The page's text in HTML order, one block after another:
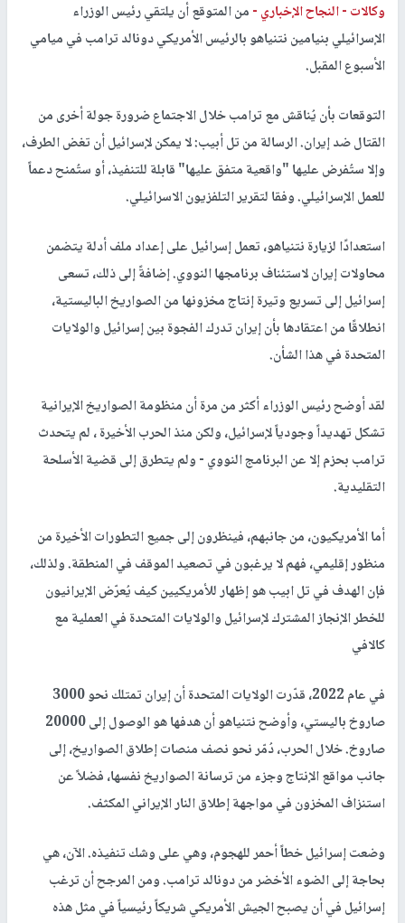
وكالات -النجاح الإخباري -من المتوقع أن يلتقي رئيس الوزراء
الإسرائيلي بنيامين نتنياهو بالرئيس الأمريكي دونالد ترامب في ميامي
الأسبوع المقبل.
التوقعات بأن يُناقش مع ترامب خلال الاجتماع ضرورة جولة أخرى من
القتال ضد إيران. الرسالة من تل أبيب: لا يمكن لإسرائيل أن تغض الطرف،
وإلا ستُفرض عليها "واقعية متفق عليها" قابلة للتنفيذ، أو ستُمنح دعماً
للعمل الإسرائيلي. وفقا لتقرير التلفزيون الاسرائيلي.
استعدادًا لزيارة نتنياهو، تعمل إسرائيل على إعداد ملف أدلة يتضمن
محاولات إيران لاستئناف برنامجها النووي. إضافةً إلى ذلك، تسعى
إسرائيل إلى تسريع وتيرة إنتاج مخزونها من الصواريخ الباليستية،
انطلاقًا من اعتقادها بأن إيران تدرك الفجوة بين إسرائيل والولايات
المتحدة في هذا الشأن.
لقد أوضح رئيس الوزراء أكثر من مرة أن منظومة الصواريخ الإيرانية
تشكل تهديداً وجودياً لإسرائيل، ولكن منذ الحرب الأخيرة ، لم يتحدث
ترامب بحزم إلا عن البرنامج النووي - ولم يتطرق إلى قضية الأسلحة
التقليدية.
أما الأمريكيون، من جانبهم، فينظرون إلى جميع التطورات الأخيرة من
منظور إقليمي، فهم لا يرغبون في تصعيد الموقف في المنطقة. ولذلك،
فإن الهدف في تل ابيب هو إظهار للأمريكيين كيف يُعرّض الإيرانيون
للخطر الإنجاز المشترك لإسرائيل والولايات المتحدة في العملية مع
كالافي
في عام 2022، قدّرت الولايات المتحدة أن إيران تمتلك نحو 3000
صاروخ باليستي، وأوضح نتنياهو أن هدفها هو الوصول إلى 20000
صاروخ. خلال الحرب، دُمّر نحو نصف منصات إطلاق الصواريخ، إلى
جانب مواقع الإنتاج وجزء من ترسانة الصواريخ نفسها، فضلاً عن
استنزاف المخزون في مواجهة إطلاق النار الإيراني المكثف.
وضعت إسرائيل خطاً أحمر للهجوم، وهي على وشك تنفيذه. الآن، هي
بحاجة إلى الضوء الأخضر من دونالد ترامب. ومن المرجح أن ترغب
إسرائيل في أن يصبح الجيش الأمريكي شريكاً رئيسياً في مثل هذه